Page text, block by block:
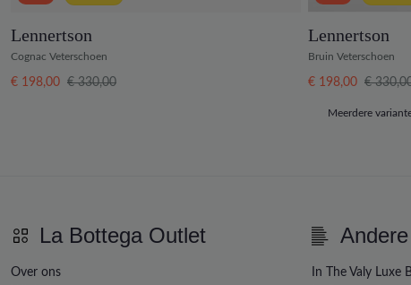
Lennertson
Cognac Veterschoen
€ 198,00 € 330,00
Lennertson
Bruin Veterschoen
€ 198,00 €
Meerdere
La Bottega Outlet
Over ons
In The Valy Luxe